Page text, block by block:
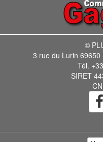
©
3 rue du Lurin
Tél.
SIRET